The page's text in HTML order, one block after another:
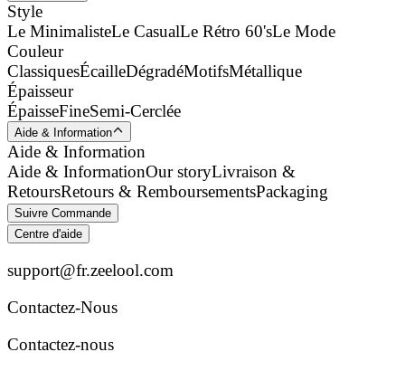
Style
Le MinimalisteLe CasualLe Rétro 60'sLe Mode
Couleur
ClassiquesÉcailleDégradéMotifsMétallique
Épaisseur
ÉpaisseFineSemi-Cerclée
Aide & Information
Aide & Information
Aide & InformationOur storyLivraison &
RetoursRetours & RemboursementsPackaging
Suivre Commande
Centre d'aide
support@fr.zeelool.com
Contactez-Nous​
Contactez-nous